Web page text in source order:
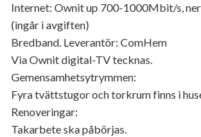
Internet: Ownit up 700-1000Mbit/s,
(ingår i avgiften)
Bredband. Leverantör: ComHem
Via Ownit digital-TV tecknas.
Gemensamhetsytrymmen:
Fyra tvättstugor och torkrum finns i
Renoveringar:
Takarbete ska påbörjas.